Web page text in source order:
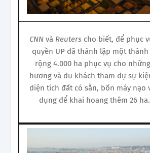
CNNvà Reuterscho biết, để phục
quyền UP đã thành lập một
rộng 4.000 ha phục vụ cho
hương và du khách tham dự sự
diện tích đất có sẵn, bốn máy nạo
dụng để khai hoang thêm 26